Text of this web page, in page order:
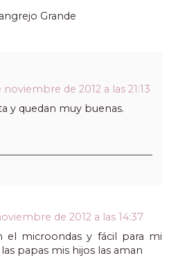
Grande
noviembre de 2012 a las 21:13
y quedan muy buenas.
de 2012 a las 14:37
el microondas y fácil para mi
papas mis hijos las aman